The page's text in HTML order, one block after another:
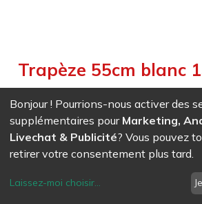
Trapèze 55cm blanc
Weight :3,500kg
231,00CHF/ HT
EAN7611847030810- Ref (
Bonjour ! Pourrions-nous activer des
supplémentaires pour Marketing,
Livechat & Publicité? Vous pouvez
retirer votre consentement plus tard.
Laissez-moi choisir...